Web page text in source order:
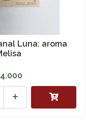
Luna: aroma
+